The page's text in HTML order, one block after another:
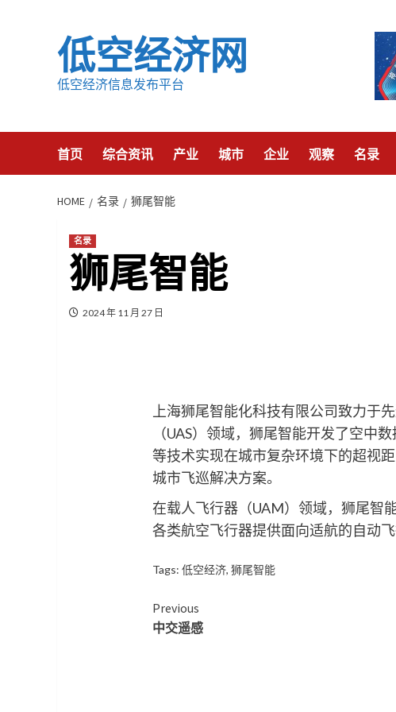
低空经济网
低空经济信息发布平台
首页 综合资讯 产业 城市 企业 观察 名录
HOME 名录 狮尾智能
名录
狮尾智能
2024 年 11 月 27 日
上海狮尾智能化科技有限公司致力于
（UAS）领域，狮尾智能开发了空中
等技术实现在城市复杂环境下的超视
城市飞巡解决方案。
在载人飞行器（UAM）领域，狮尾智
各类航空飞行器提供面向适航的自动
Tags:低空经济,狮尾智能
Continue
Reading
Previous
中交遥感